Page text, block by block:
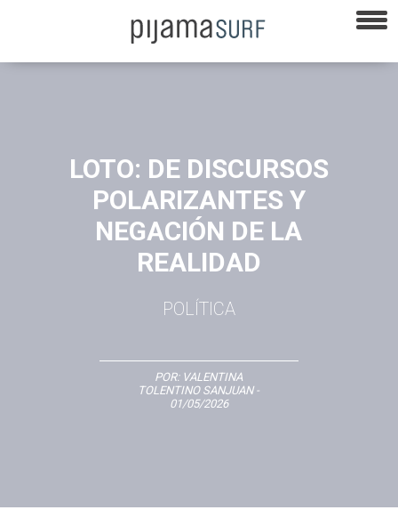
LOTO: DE DISCURSOS
POLARIZANTES Y
NEGACIÓN DE LA
REALIDAD
POLÍTICA
POR: VALENTINA
TOLENTINO SANJUAN -
01/05/2026